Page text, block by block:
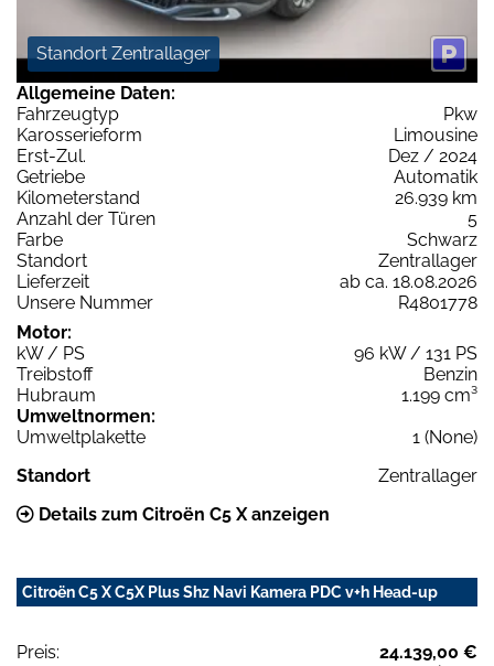
Standort Zentrallager
Allgemeine Daten:
Fahrzeugtyp
Pkw
Karosserieform
Limousine
Erst-Zul.
Dez / 2024
Getriebe
Automatik
Kilometerstand
26.939 km
Anzahl der Türen
5
Farbe
Schwarz
Standort
Zentrallager
Lieferzeit
ab ca. 18.08.2026
Unsere Nummer
R4801778
Motor:
kW / PS
96 kW / 131 PS
Treibstoff
Benzin
Hubraum
1.199 cm³
Umweltnormen:
Umweltplakette
1 (None)
Standort
Zentrallager
Details zum Citroën C5 X anzeigen
Citroën C5 X C5X Plus Shz Navi Kamera PDC v+h Head-up
Preis:
24.139,00 €